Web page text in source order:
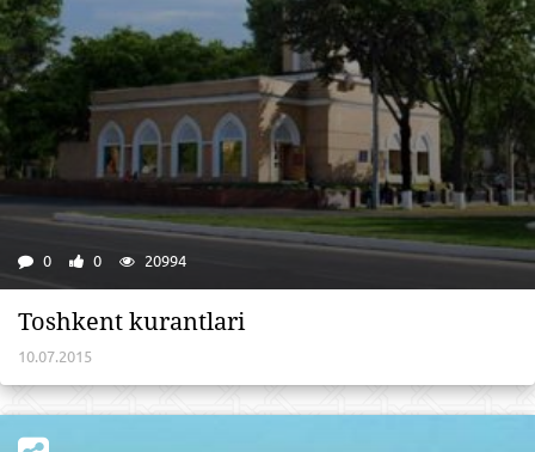
0 0 20994
Toshkent kurantlari
10.07.2015